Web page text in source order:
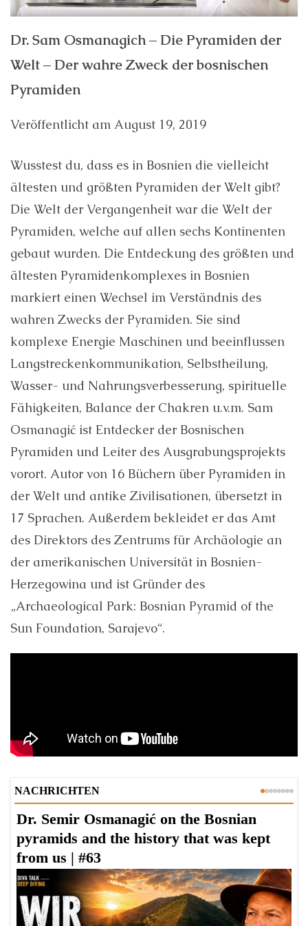
Dr. Sam Osmanagich – Die Pyramiden der
Welt – Der wahre Zweck der bosnischen
Pyramiden
Veröffentlicht am August 19, 2019
Wusstest du, dass es in Bosnien die vielleicht
ältesten und größten Pyramiden der Welt gibt?
Die Welt der Vergangenheit war die Welt der
Pyramiden, welche auf allen sechs Kontinenten
gebaut wurden. Die Entdeckung des größten und
ältesten Pyramidenkomplexes in Bosnien
markiert einen Wechsel im Verständnis des
wahren Zwecks der Pyramiden. Sie sind
komplexe Energie Maschinen und beeinflussen
Langstreckenkommunikation, Selbstheilung,
Wasser- und Nahrungsverbesserung, spirituelle
Fähigkeiten, Balance der Chakren u.v.m. Sam
Osmanagić ist Entdecker der Bosnischen
Pyramiden und Leiter des Ausgrabungsprojekts
vorort. Autor von 16 Büchern über Pyramiden in
der Welt und antike Zivilisationen, übersetzt in
17 Sprachen. Außerdem bekleidet er das Amt
des Direktors des Zentrums für Archäologie an
der amerikanischen Universität in Bosnien-
Herzegowina und ist Gründer des
„Archaeological Park: Bosnian Pyramid of the
Sun Foundation, Sarajevo“.
NACHRICHTEN
Dr. Semir Osmanagić on the Bosnian
pyramids and the history that was kept
from us | #63